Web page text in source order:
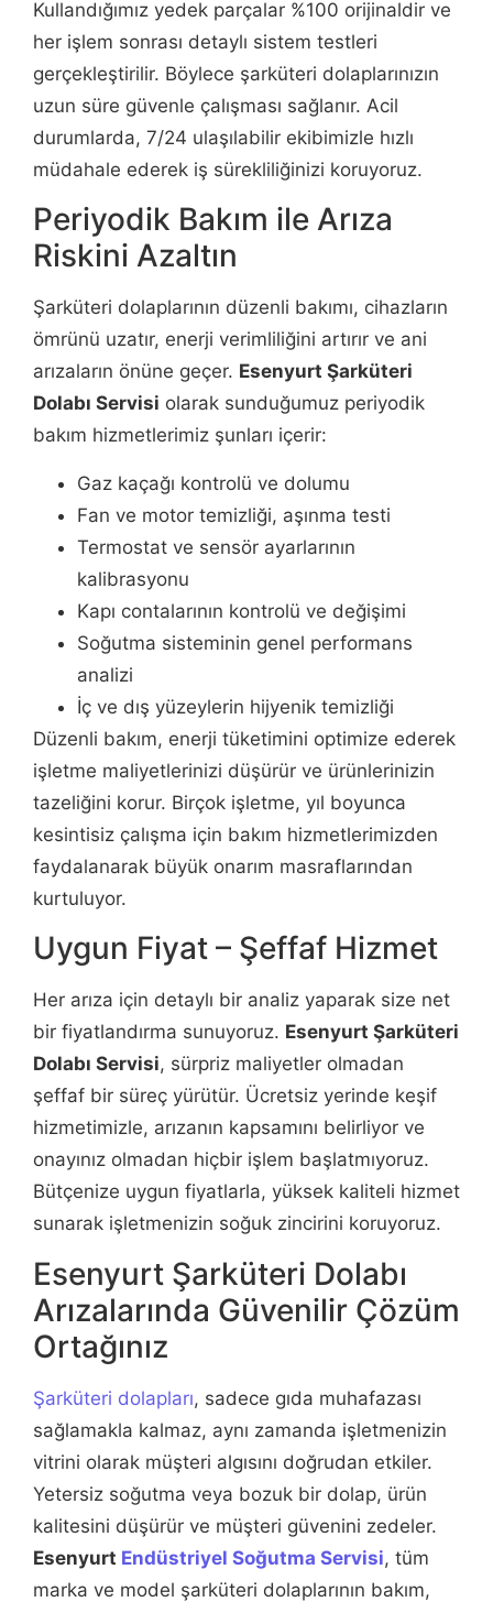
Kullandığımız yedek parçalar %100 orijinaldir ve
her işlem sonrası detaylı sistem testleri
gerçekleştirilir. Böylece şarküteri dolaplarınızın
uzun süre güvenle çalışması sağlanır. Acil
durumlarda, 7/24 ulaşılabilir ekibimizle hızlı
müdahale ederek iş sürekliliğinizi koruyoruz.
Periyodik Bakım ile Arıza
Riskini Azaltın
Şarküteri dolaplarının düzenli bakımı, cihazların
ömrünü uzatır, enerji verimliliğini artırır ve ani
arızaların önüne geçer. Esenyurt Şarküteri
Dolabı Servisi olarak sunduğumuz periyodik
bakım hizmetlerimiz şunları içerir:
Gaz kaçağı kontrolü ve dolumu
Fan ve motor temizliği, aşınma testi
Termostat ve sensör ayarlarının
kalibrasyonu
Kapı contalarının kontrolü ve değişimi
Soğutma sisteminin genel performans
analizi
İç ve dış yüzeylerin hijyenik temizliği
Düzenli bakım, enerji tüketimini optimize ederek
işletme maliyetlerinizi düşürür ve ürünlerinizin
tazeliğini korur. Birçok işletme, yıl boyunca
kesintisiz çalışma için bakım hizmetlerimizden
faydalanarak büyük onarım masraflarından
kurtuluyor.
Uygun Fiyat – Şeffaf Hizmet
Her arıza için detaylı bir analiz yaparak size net
bir fiyatlandırma sunuyoruz. Esenyurt Şarküteri
Dolabı Servisi, sürpriz maliyetler olmadan
şeffaf bir süreç yürütür. Ücretsiz yerinde keşif
hizmetimizle, arızanın kapsamını belirliyor ve
onayınız olmadan hiçbir işlem başlatmıyoruz.
Bütçenize uygun fiyatlarla, yüksek kaliteli hizmet
sunarak işletmenizin soğuk zincirini koruyoruz.
Esenyurt Şarküteri Dolabı
Arızalarında Güvenilir Çözüm
Ortağınız
Şarküteri dolapları, sadece gıda muhafazası
sağlamakla kalmaz, aynı zamanda işletmenizin
vitrini olarak müşteri algısını doğrudan etkiler.
Yetersiz soğutma veya bozuk bir dolap, ürün
kalitesini düşürür ve müşteri güvenini zedeler.
Esenyurt Endüstriyel Soğutma Servisi, tüm
marka ve model şarküteri dolaplarının bakım,